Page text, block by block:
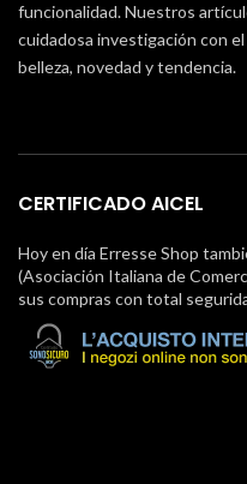
funcionalidad. Nuestros
cuidadosa investigación con
belleza, novedad y tendencia.
CERTIFICADO AICEL
Hoy en día Erresse Shop
(Asociación Italiana de
sus compras con total